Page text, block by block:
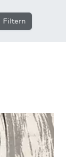
Filtern